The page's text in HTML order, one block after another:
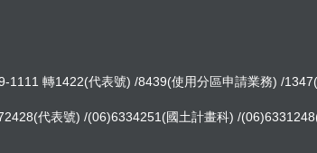
轉1422(代表號) /8439(使用分區申請業務) /
代表號) /(06)6334251(國土計畫科) /